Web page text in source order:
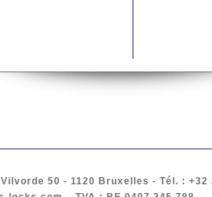
50 - 1120 Bruxelles - Tél. : +32